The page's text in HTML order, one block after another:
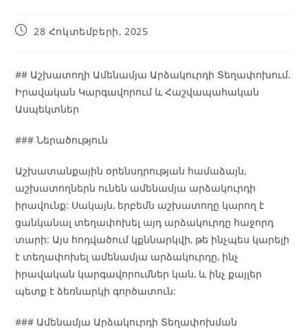
28 Հոկտեմբերի, 2025
## Աշխատողի Ամենամյա Արձակուրդի Տեղափոխում.
Իրավական Կարգավորում և Հաշվապահական
Ասպեկտներ
### Ներածություն
Աշխատանքային օրենսդրության համաձայն,
աշխատողներն ունեն ամենամյա արձակուրդի
իրավունք: Սակայն, երբեմն աշխատողը կարող է
ցանկանալ տեղափոխել այդ արձակուրդը հաջորդ
տարի: Այս հոդվածում կքննարկվի, թե ինչպես կարելի
է տեղափոխել ամենամյա արձակուրդը, ինչ
իրավական կարգավորումներ կան, և ինչ քայլեր
պետք է ձեռնարկի գործատուն:
### Ամենամյա Արձակուրդի Տեղափոխման